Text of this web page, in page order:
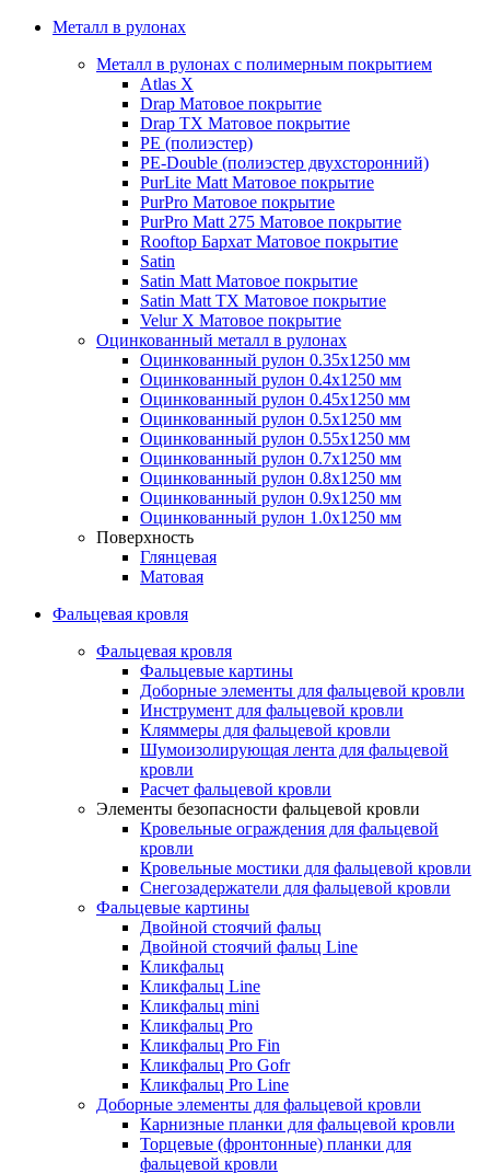
Металл в рулонах
Металл в рулонах с полимерным покрытием
Atlas X
Drap Матовое покрытие
Drap TX Матовое покрытие
PE (полиэстер)
PE-Double (полиэстер двухсторонний)
PurLite Мatt Матовое покрытие
PurPro Матовое покрытие
PurPro Matt 275 Матовое покрытие
Rooftop Бархат Матовое покрытие
Satin
Satin Мatt Матовое покрытие
Satin Matt TX Матовое покрытие
Velur X Матовое покрытие
Оцинкованный металл в рулонах
Оцинкованный рулон 0.35х1250 мм
Оцинкованный рулон 0.4х1250 мм
Оцинкованный рулон 0.45х1250 мм
Оцинкованный рулон 0.5х1250 мм
Оцинкованный рулон 0.55х1250 мм
Оцинкованный рулон 0.7х1250 мм
Оцинкованный рулон 0.8х1250 мм
Оцинкованный рулон 0.9х1250 мм
Оцинкованный рулон 1.0х1250 мм
Поверхность
Глянцевая
Матовая
Фальцевая кровля
Фальцевая кровля
Фальцевые картины
Доборные элементы для фальцевой кровли
Инструмент для фальцевой кровли
Кляммеры для фальцевой кровли
Шумоизолирующая лента для фальцевой
кровли
Расчет фальцевой кровли
Элементы безопасности фальцевой кровли
Кровельные ограждения для фальцевой
кровли
Кровельные мостики для фальцевой кровли
Снегозадержатели для фальцевой кровли
Фальцевые картины
Двойной стоячий фальц
Двойной стоячий фальц Line
Кликфальц
Кликфальц Line
Кликфальц mini
Кликфальц Pro
Кликфальц Pro Fin
Кликфальц Pro Gofr
Кликфальц Pro Line
Доборные элементы для фальцевой кровли
Карнизные планки для фальцевой кровли
Торцевые (фронтонные) планки для
фальцевой кровли